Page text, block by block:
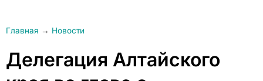
Главная → Новости
Делегация Алтайского